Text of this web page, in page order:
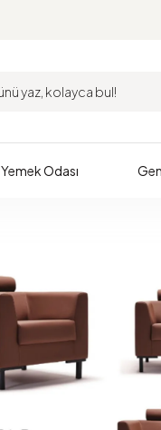
Yemek Odası